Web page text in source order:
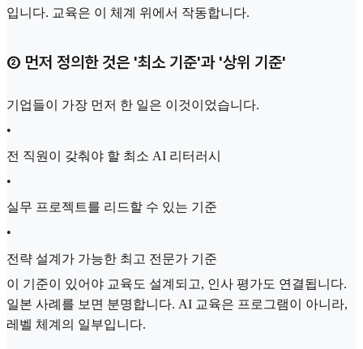
입니다. 교육은 이 체계 위에서 작동합니다.
② 먼저 정의한 것은 '최소 기준'과 '상위 기준'
기업들이 가장 먼저 한 일은 이것이었습니다.
•
전 직원이 갖춰야 할 최소 AI 리터러시
•
실무 프로젝트를 리드할 수 있는 기준
•
전략 설계가 가능한 최고 전문가 기준
이 기준이 있어야 교육도 설계되고, 인사 평가도 연결됩니다.
일본 사례를 보면 분명합니다. AI 교육은 프로그램이 아니라,
레벨 체계의 일부입니다.